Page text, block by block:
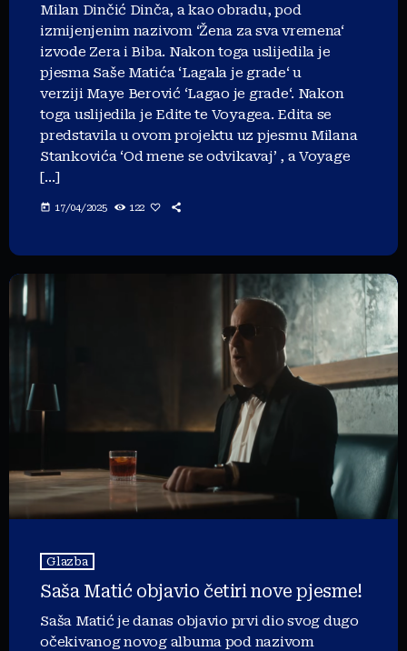
Milan Dinčić Dinča, a kao obradu, pod
izmijenjenim nazivom ‘Žena za sva vremena‘
izvode Zera i Biba. Nakon toga uslijedila je
pjesma Saše Matića ‘Lagala je grade‘ u
verziji Maye Berović ‘Lagao je grade‘. Nakon
toga uslijedila je Edite te Voyagea. Edita se
predstavila u ovom projektu uz pjesmu Milana
Stankovića ‘Od mene se odvikavaj’ , a Voyage
[…]
today 17/04/2025 122
Glazba
Saša Matić objavio četiri nove pjesme!
Saša Matić je danas objavio prvi dio svog dugo
očekivanog novog albuma pod nazivom